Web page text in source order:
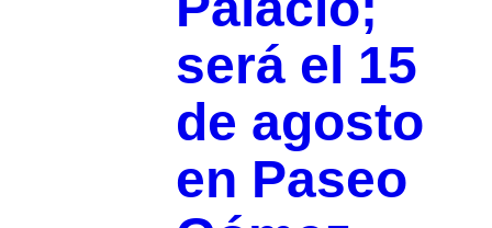
será el 15
de agosto
en Paseo